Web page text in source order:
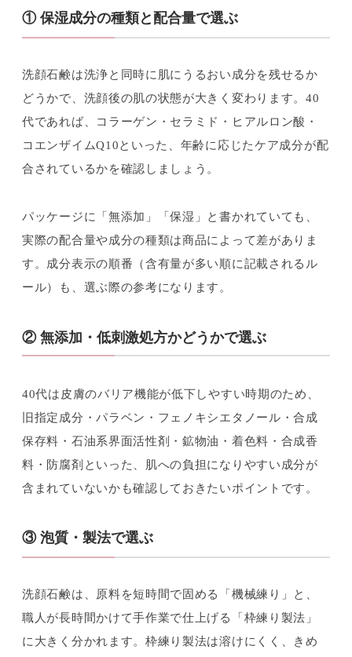
① 保湿成分の種類と配合量で選ぶ
洗顔石鹸は洗浄と同時に肌にうるおい成分を残せるか
どうかで、洗顔後の肌の状態が大きく変わります。40
代であれば、コラーゲン・セラミド・ヒアルロン酸・
コエンザイムQ10といった、年齢に応じたケア成分が配
合されているかを確認しましょう。
パッケージに「無添加」「保湿」と書かれていても、
実際の配合量や成分の種類は商品によって差がありま
す。成分表示の順番（含有量が多い順に記載されるル
ール）も、選ぶ際の参考になります。
② 無添加・低刺激処方かどうかで選ぶ
40代は皮膚のバリア機能が低下しやすい時期のため、
旧指定成分・パラベン・フェノキシエタノール・合成
保存料・石油系界面活性剤・鉱物油・着色料・合成香
料・防腐剤といった、肌への負担になりやすい成分が
含まれていないかも確認しておきたいポイントです。
③ 泡質・製法で選ぶ
洗顔石鹸は、原料を短時間で固める「機械練り」と、
職人が長時間かけて手作業で仕上げる「枠練り製法」
に大きく分かれます。枠練り製法は溶けにくく、きめ